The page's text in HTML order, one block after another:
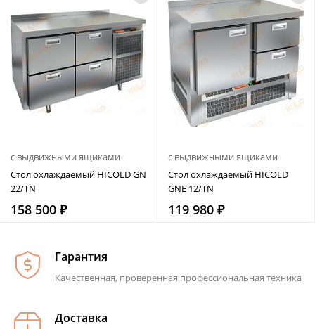
с выдвижными ящиками
Стол охлаждаемый HICOLD GN
22/TN
158 500 ₽
с выдвижными ящиками
Стол охлаждаемый HICOLD
GNE 12/TN
119 980 ₽
Гарантия
Качественная, проверенная профессиональная техника
Доставка